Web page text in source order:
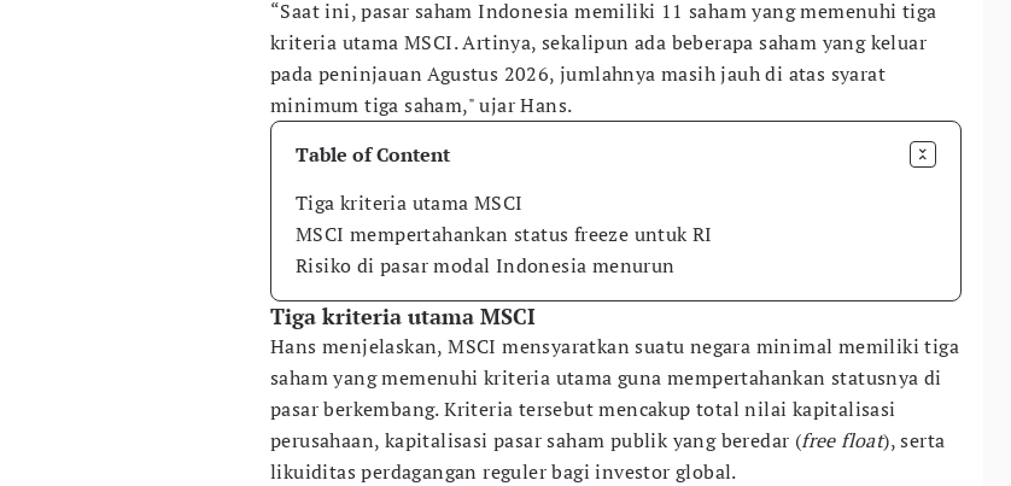
“Saat ini, pasar saham Indonesia memiliki 11 saham yang memenuhi tiga
kriteria utama MSCI. Artinya, sekalipun ada beberapa saham yang keluar
pada peninjauan Agustus 2026, jumlahnya masih jauh di atas syarat
minimum tiga saham," ujar Hans.
Table of Content
Tiga kriteria utama MSCI
MSCI mempertahankan status freeze untuk RI
Risiko di pasar modal Indonesia menurun
Tiga kriteria utama MSCI
Hans menjelaskan, MSCI mensyaratkan suatu negara minimal memiliki tiga
saham yang memenuhi kriteria utama guna mempertahankan statusnya di
pasar berkembang. Kriteria tersebut mencakup total nilai kapitalisasi
perusahaan, kapitalisasi pasar saham publik yang beredar (free float), serta
likuiditas perdagangan reguler bagi investor global.